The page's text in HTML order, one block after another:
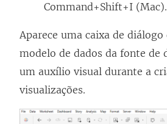
Command+Shift+I (Mac).
Aparece uma caixa de
modelo de dados da fonte de
um auxílio visual durante a
visualizações.